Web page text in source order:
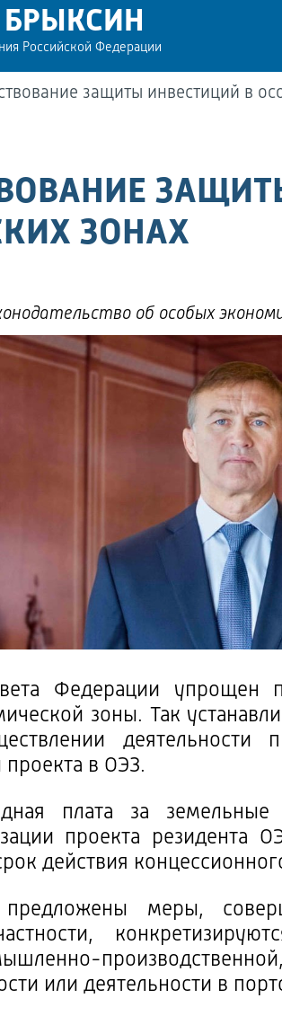
БРЫКСИН
Российской Федерации
защиты инвестиций в
ЗОНАХ
об особых
Федерации упрощен
зоны. Так
деятельности
в ОЭЗ.
плата за
проекта резидента
действия
меры,
или деятельности в